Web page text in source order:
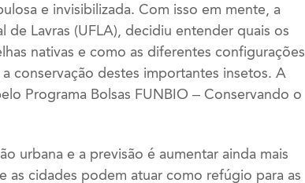
e invisibilizada. Com isso em mente, a
de Lavras (UFLA), decidiu entender quais os
nativas e como as diferentes configurações
conservação destes importantes insetos. A
Programa Bolsas FUNBIO – Conservando o
urbana e a previsão é aumentar ainda mais
cidades podem atuar como refúgio para as